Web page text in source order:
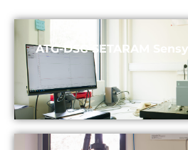
ATG-DSC SETARAM